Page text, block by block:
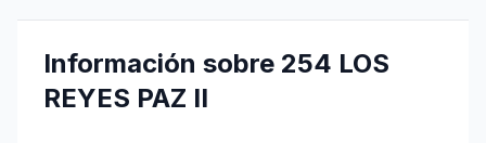
Información sobre 254 LOS
REYES PAZ II